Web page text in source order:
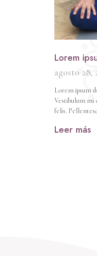
Lorem
agosto 28,
Lorem ipsum
Vestibulum mi
felis.
Leer más